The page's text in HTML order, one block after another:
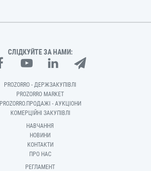
СЛІДКУЙТЕ ЗА НАМИ:
PROZORRO - ДЕРЖЗАКУПІВЛІ
PROZORRO MARKET
PROZORRO.ПРОДАЖІ - АУКЦІОНИ
КОМЕРЦІЙНІ ЗАКУПІВЛІ
НАВЧАННЯ
НОВИНИ
КОНТАКТИ
ПРО НАС
РЕГЛАМЕНТ